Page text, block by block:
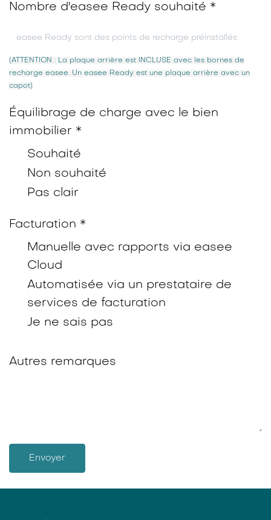
Nombre d'easee Ready souhaité *
(ATTENTION : La plaque arrière est INCLUSE avec les bornes de
recharge easee. Un easee Ready est une plaque arrière avec un
capot)
Équilibrage de charge avec le bien
immobilier *
Souhaité
Non souhaité
Pas clair
Facturation *
Manuelle avec rapports via easee
Cloud
Automatisée via un prestataire de
services de facturation
Je ne sais pas
Autres remarques
Envoyer